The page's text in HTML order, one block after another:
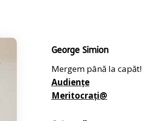
George Simion
Mergem până la capăt!
Audiențe
Meritocrați@